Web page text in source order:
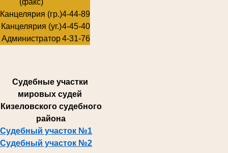
(факс)
Канцелярия (гр.)4-44-89
Канцелярия (уг.)4-45-40
Администратор4-31-76
Судебные участки
мировых судей
Кизеловского судебного
района
Судебный участок №1
Судебный участок №2